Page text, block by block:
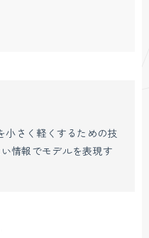
小さく軽くするための技
情報でモデルを表現す